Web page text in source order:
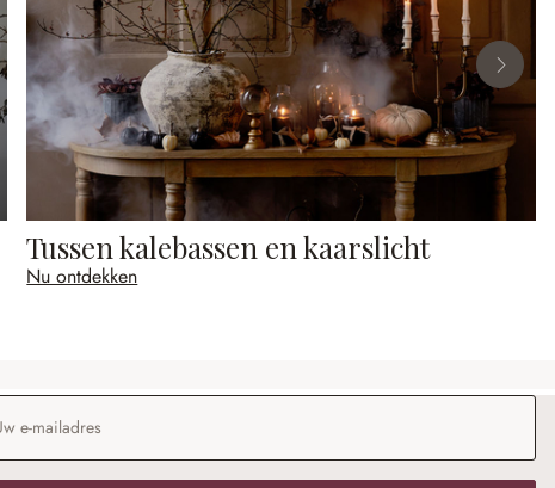
Tussen kalebassen en kaarslicht
Nu ontdekken